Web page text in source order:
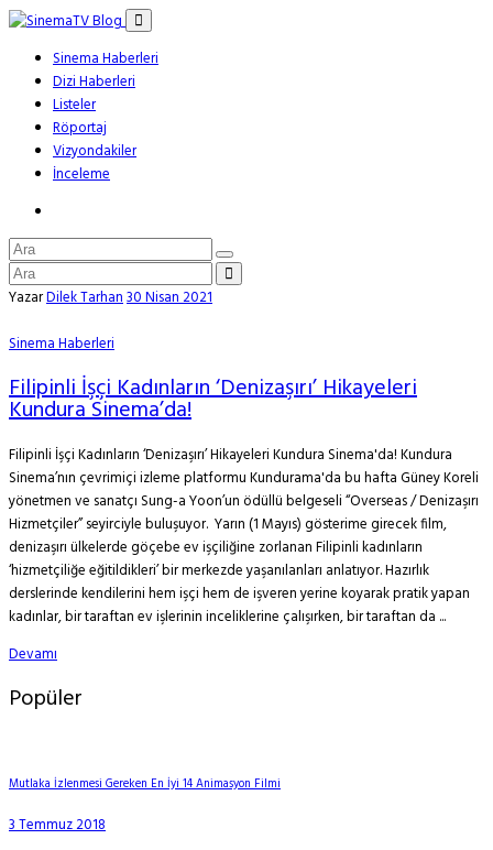
Sinema Haberleri
Dizi Haberleri
Listeler
Röportaj
Vizyondakiler
İnceleme
YazarDilek Tarhan30 Nisan 2021
Sinema Haberleri
Filipinli İşçi Kadınların ‘Denizaşırı’ Hikayeleri
Kundura Sinema’da!
Filipinli İşçi Kadınların ‘Denizaşırı’ Hikayeleri Kundura Sinema'da! Kundura
Sinema’nın çevrimiçi izleme platformu Kundurama'da bu hafta Güney Koreli
yönetmen ve sanatçı Sung-a Yoon’un ödüllü belgeseli “Overseas / Denizaşırı
Hizmetçiler” seyirciyle buluşuyor. Yarın (1 Mayıs) gösterime girecek film,
denizaşırı ülkelerde göçebe ev işçiliğine zorlanan Filipinli kadınların
‘hizmetçiliğe eğitildikleri’ bir merkezde yaşanılanları anlatıyor. Hazırlık
derslerinde kendilerini hem işçi hem de işveren yerine koyarak pratik yapan
kadınlar, bir taraftan ev işlerinin inceliklerine çalışırken, bir taraftan da ...
Devamı
Popüler
Mutlaka İzlenmesi Gereken En İyi 14 Animasyon Filmi
3 Temmuz 2018